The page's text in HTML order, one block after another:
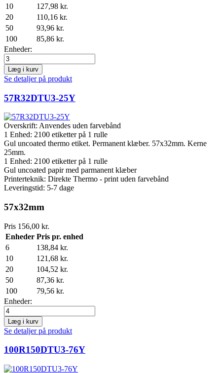
10
127,98 kr.
20
110,16 kr.
50
93,96 kr.
100
85,86 kr.
Enheder:
Læg i kurv
Se detaljer på produkt
57R32DTU3-25Y
Overskrift: Anvendes uden farvebånd
1 Enhed: 2100 etiketter på 1 rulle
Gul uncoated thermo etiket. Permanent klæber. 57x32mm. Kerne
25mm.
1 Enhed: 2100 etiketter på 1 rulle
Gul uncoated papir med parmanent klæber
Printerteknik: Direkte Thermo - print uden farvebånd
Leveringstid: 5-7 dage
57x32mm
Pris 156,00 kr.
Enheder Pris pr. enhed
6
138,84 kr.
10
121,68 kr.
20
104,52 kr.
50
87,36 kr.
100
79,56 kr.
Enheder:
Læg i kurv
Se detaljer på produkt
100R150DTU3-76Y